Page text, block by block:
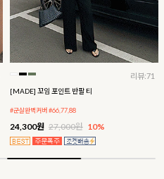
리뷰:71
[MADE] 꼬임 포인트 반팔 티
#군살완벽커버 #66,77,88
24,300원 27,000원 10%